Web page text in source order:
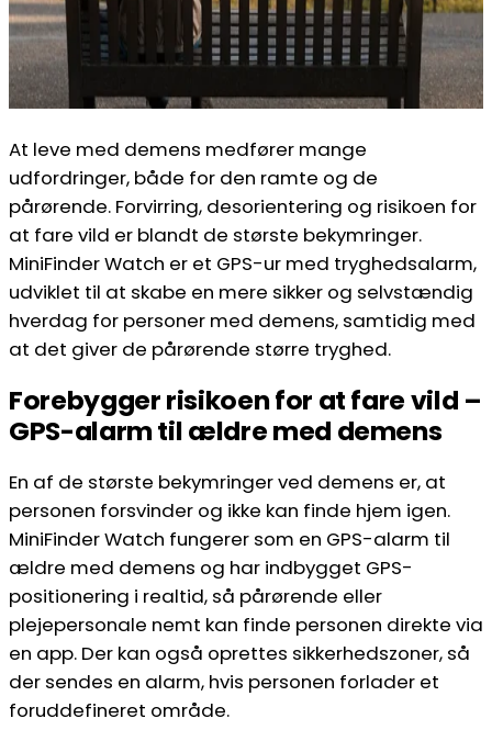
At leve med demens medfører mange
udfordringer, både for den ramte og de
pårørende. Forvirring, desorientering og risikoen for
at fare vild er blandt de største bekymringer.
MiniFinder Watch er et GPS-ur med tryghedsalarm,
udviklet til at skabe en mere sikker og selvstændig
hverdag for personer med demens, samtidig med
at det giver de pårørende større tryghed.
Forebygger risikoen for at fare vild –
GPS-alarm til ældre med demens
En af de største bekymringer ved demens er, at
personen forsvinder og ikke kan finde hjem igen.
MiniFinder Watch fungerer som en GPS-alarm til
ældre med demens og har indbygget GPS-
positionering i realtid, så pårørende eller
plejepersonale nemt kan finde personen direkte via
en app. Der kan også oprettes sikkerhedszoner, så
der sendes en alarm, hvis personen forlader et
foruddefineret område.